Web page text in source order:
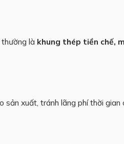
thường là khung thép tiền chế,
xuất, tránh lãng phí thời gian